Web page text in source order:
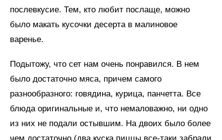
послевкусие. Тем, кто любит послаще, можно
было макать кусочки десерта в малиновое
варенье.
Подытожу, что сет нам очень понравился. В нем
было достаточно мяса, причем самого
разнообразного: говядина, курица, панчетта. Все
блюда оригинальные и, что немаловажно, ни одно
из них не подали остывшим. На двоих было более